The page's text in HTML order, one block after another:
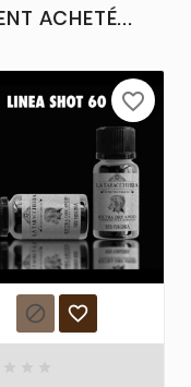
ACHETÉ...
 
favorite_border